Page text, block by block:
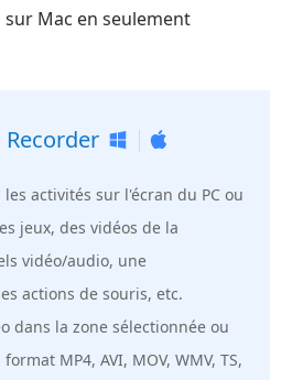
Mac en seulement
Recorder
activités sur l'écran du PC ou
jeux, des vidéos de la
vidéo/audio, une
actions de souris, etc.
dans la zone sélectionnée ou
MP4, AVI, MOV, WMV, TS,